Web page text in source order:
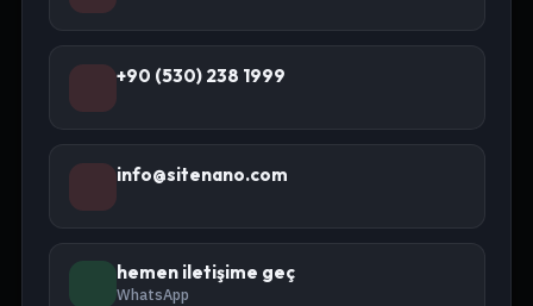
+90 (530) 238 1999
info@sitenano.com
hemen iletişime geç
WhatsApp